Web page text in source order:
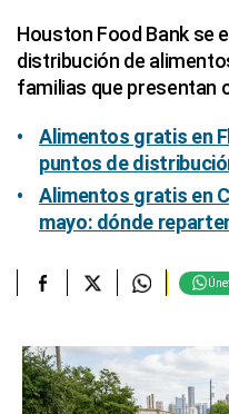
Houston Food Bank se
distribución de
familias que presentan
Alimentos gratis en
puntos de
Alimentos gratis en
mayo: dónde